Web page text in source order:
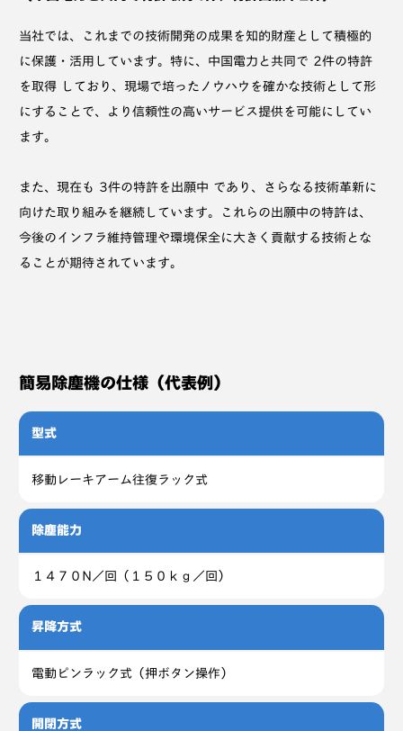
当社では、これまでの技術開発の成果を知的財産として積極的
に保護・活用しています。特に、中国電力と共同で 2件の特許
を取得 しており、現場で培ったノウハウを確かな技術として形
にすることで、より信頼性の高いサービス提供を可能にしてい
ます。
また、現在も 3件の特許を出願中 であり、さらなる技術革新に
向けた取り組みを継続しています。これらの出願中の特許は、
今後のインフラ維持管理や環境保全に大きく貢献する技術とな
ることが期待されています。
簡易除塵機の仕様（代表例）
型式
移動レーキアーム往復ラック式
除塵能力
１４７０N／回（１５０ｋｇ／回）
昇降方式
電動ピンラック式（押ボタン操作）
開閉方式